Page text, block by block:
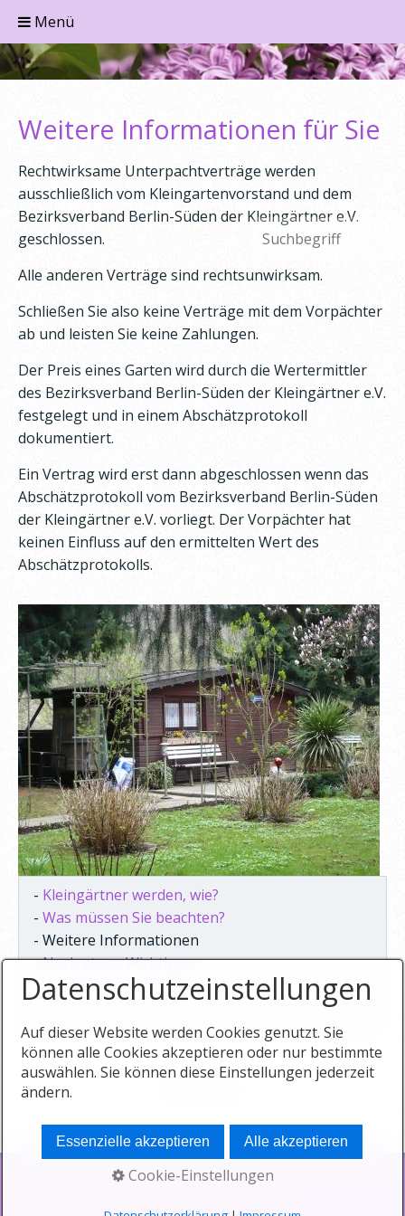
Menü
Weitere Informationen für Sie
Rechtwirksame Unterpachtverträge werden
ausschließlich vom Kleingartenvorstand und dem
Bezirksverband Berlin-Süden der Kleingärtner e.V.
geschlossen.
Alle anderen Verträge sind rechtsunwirksam.
Schließen Sie also keine Verträge mit dem Vorpächter
ab und leisten Sie keine Zahlungen.
Der Preis eines Garten wird durch die Wertermittler
des Bezirksverband Berlin-Süden der Kleingärtner e.V.
festgelegt und in einem Abschätzprotokoll
dokumentiert.
Ein Vertrag wird erst dann abgeschlossen wenn das
Abschätzprotokoll vom Bezirksverband Berlin-Süden
der Kleingärtner e.V. vorliegt. Der Vorpächter hat
keinen Einfluss auf den ermittelten Wert des
Abschätzprotokolls.
- Kleingärtner werden, wie?
- Was müssen Sie beachten?
- Weitere Informationen
-Noch etwas Wichtiges
- Wie bewerben Sie sich?
Datenschutz
Sitemap
Datenschutzeinstellungen
Auf dieser Website werden Cookies genutzt. Sie
können alle Cookies akzeptieren oder nur bestimmte
auswählen. Sie können diese Einstellungen jederzeit
ändern.
Essenzielle akzeptieren Alle akzeptieren
Cookie-Einstellungen